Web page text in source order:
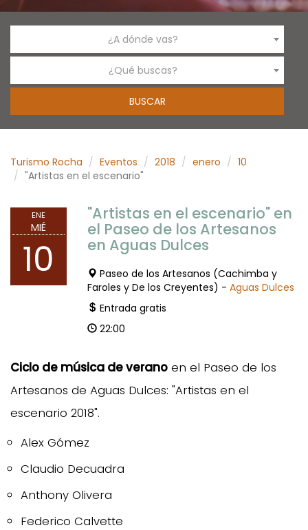
¿A dónde vas?
¿Qué buscas?
Turismo Rocha Eventos 2018 enero
10
"Artistas en el escenario"
ENE
MIÉ
10
"Artistas en el escenario" en
el Paseo de los Artesanos
en Aguas Dulces
Paseo de los Artesanos (Cachimba y
Faroles y De los Creyentes) - Aguas Dulces
Entrada gratis
22:00
Ciclo de música de verano en el Paseo de los
Artesanos de Aguas Dulces: "Artistas en el
escenario 2018".
Alex Gómez
Claudio Decuadra
Anthony Olivera
Federico Calvette